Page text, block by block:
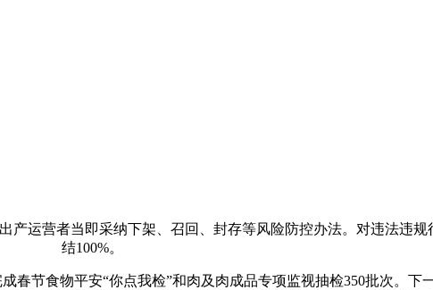
运营者当即采纳下架、召回、封存等风险防控办法。对违法违规
结100%。
节食物平安“你点我检”和肉及肉成品专项监视抽检350批次。下